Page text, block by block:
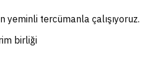
yeminli tercümanla çalışıyoruz.
birliği